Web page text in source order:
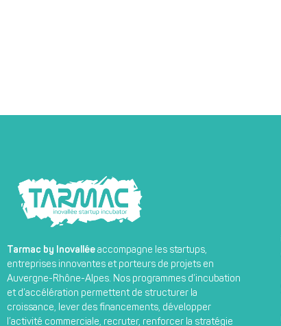
Tarmac by Inovallée accompagne les startups,
entreprises innovantes et porteurs de projets en
Auvergne-Rhône-Alpes. Nos programmes d’incubation
et d’accélération permettent de structurer la
croissance, lever des financements, développer
l’activité commerciale, recruter, renforcer la stratégie